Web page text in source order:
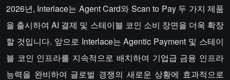
2026년, Interlace는 Agent Card와 Scan to Pay 두 가지 제품
을 출시하여 AI 결제 및 스테이블 코인 소비 장면을 더욱 확장
할 것입니다. 앞으로 Interlace는 Agentic Payment 및 스테이
블 코인 인프라를 지속적으로 배치하여 기업급 금융 인프라
능력을 완비하여 글로벌 경쟁의 새로운 상황에 효과적으로